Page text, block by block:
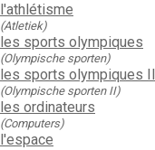
l'athlétisme
(Atletiek)
les sports olympiques
(Olympische sporten)
les sports olympiques II
(Olympische sporten II)
les ordinateurs
(Computers)
l'espace